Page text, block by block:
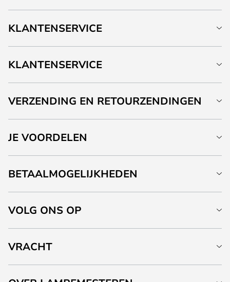
KLANTENSERVICE
KLANTENSERVICE
VERZENDING EN RETOURZENDINGEN
JE VOORDELEN
BETAALMOGELIJKHEDEN
VOLG ONS OP
VRACHT